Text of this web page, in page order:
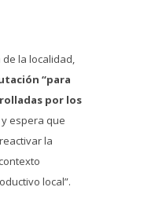
de la localidad,
“para
por los
y espera que
la
local”.